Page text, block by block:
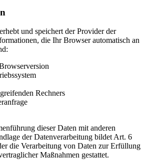
und speichert der Provider der
die Ihr Browser automatisch an
Rechners
dieser Daten mit anderen
der Datenverarbeitung bildet Art. 6
die Verarbeitung von Daten zur Erfüllung
Maßnahmen gestattet.